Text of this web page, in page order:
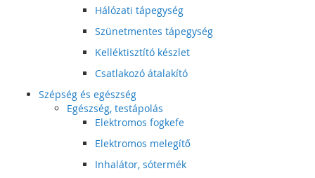
Hálózati tápegység
Szünetmentes tápegység
Kelléktisztító készlet
Csatlakozó átalakító
Szépség és egészség
Egészség, testápolás
Elektromos fogkefe
Elektromos melegítő
Inhalátor, sótermék